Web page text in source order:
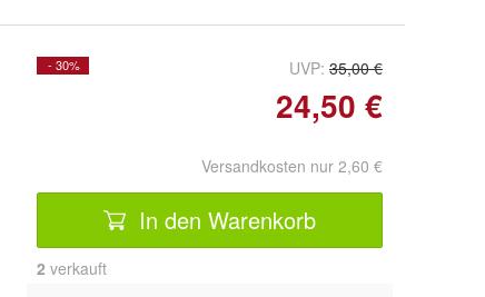
- 30% UVP: 35,00 €
24,50 €
Versandkosten nur 2,60 €
In den Warenkorb
2 verkauft